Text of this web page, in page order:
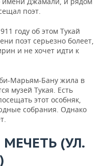
поэт.
году об этом Тукай
поэт серьезно болеет,
и не хочет идти к
Марьям-Бану жила в
музей Тукая. Есть
этот особняк,
собрания. Однако
(УЛ.